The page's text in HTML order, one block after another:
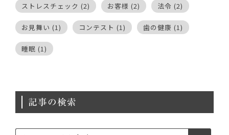
ストレスチェック (2) お客様 (2) 法令 (2)
お見舞い (1) コンテスト (1) 歯の健康 (1)
睡眠 (1)
記事の検索